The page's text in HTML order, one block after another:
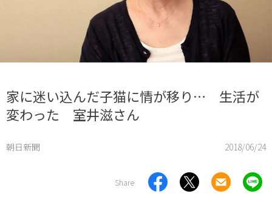
家に迷い込んだ子猫に情が移り… 生活が
変わった 室井滋さん
朝日新聞 2018/06/24
Share